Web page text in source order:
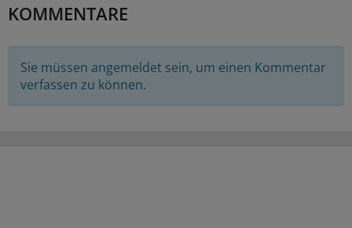
KOMMENTARE
Sie müssen angemeldet sein, um einen Kommentar
verfassen zu können.